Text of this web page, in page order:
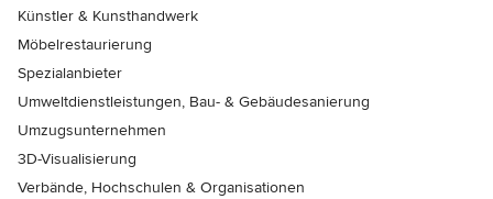
Künstler & Kunsthandwerk
Möbelrestaurierung
Spezialanbieter
Umweltdienstleistungen, Bau- & Gebäudesanierung
Umzugsunternehmen
3D-Visualisierung
Verbände, Hochschulen & Organisationen